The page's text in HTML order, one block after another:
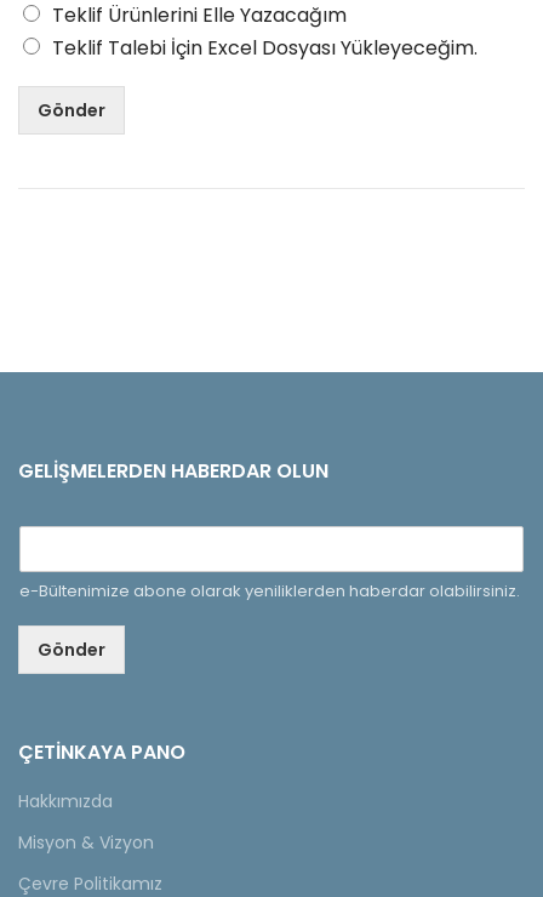
Teklif Ürünlerini Elle Yazacağım
Teklif Talebi İçin Excel Dosyası Yükleyeceğim.
Gönder
GELIŞMELERDEN HABERDAR OLUN
e-Bültenimize abone olarak yeniliklerden haberdar olabilirsiniz.
Gönder
ÇETINKAYA PANO
Hakkımızda
Misyon & Vizyon
Çevre Politikamız